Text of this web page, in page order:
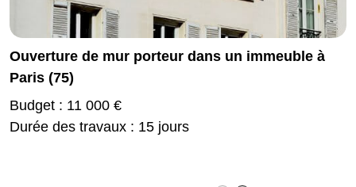
Ouverture de mur porteur dans un immeuble à
Paris (75)
Budget : 11 000 €
Durée des travaux : 15 jours